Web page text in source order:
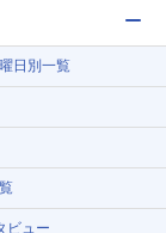
日別一覧
ビュー